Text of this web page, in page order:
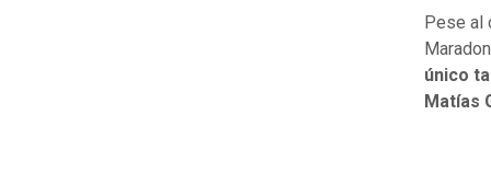
Pese al
único
Matías